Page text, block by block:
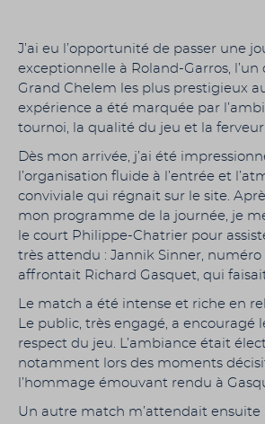
J’ai eu l’opportunité de passer une
exceptionnelle à Roland-Garros, l’un
Grand Chelem les plus prestigieux
expérience a été marquée par
tournoi, la qualité du jeu et la
Dès mon arrivée, j’ai été
l’organisation fluide à l’entrée et
conviviale qui régnait sur le site.
mon programme de la journée, je
le court Philippe-Chatrier pour
très attendu : Jannik Sinner, numéro
affrontait Richard Gasquet, qui
Le match a été intense et riche en
Le public, très engagé, a encouragé
respect du jeu. L’ambiance était
notamment lors des moments
l’hommage émouvant rendu à
Un autre match m’attendait ensuite